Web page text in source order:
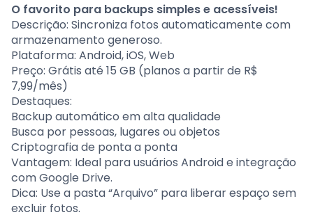
O favorito para backups simples e acessíveis!
Descrição: Sincroniza fotos automaticamente com
armazenamento generoso.
Plataforma: Android, iOS, Web
Preço: Grátis até 15 GB (planos a partir de R$
7,99/mês)
Destaques:
Backup automático em alta qualidade
Busca por pessoas, lugares ou objetos
Criptografia de ponta a ponta
Vantagem: Ideal para usuários Android e integração
com Google Drive.
Dica: Use a pasta “Arquivo” para liberar espaço sem
excluir fotos.